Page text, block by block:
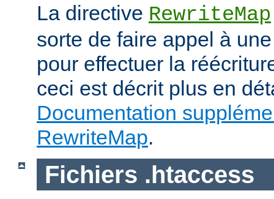
La directive RewriteMap
sorte de faire appel à
pour effectuer la
ceci est décrit plus en
Documentation
RewriteMap.
Fichiers .htaccess